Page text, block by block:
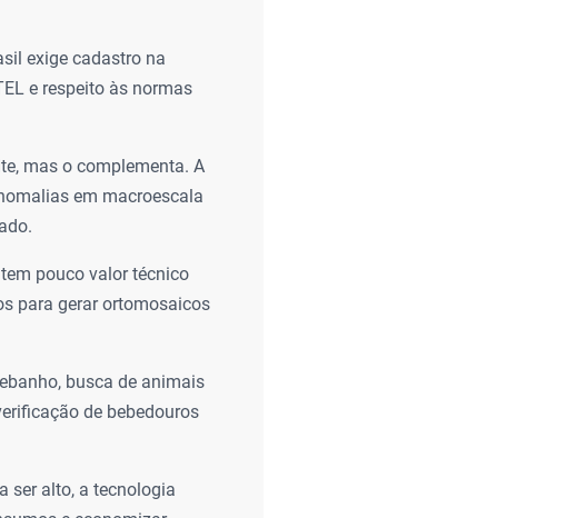
exige cadastro na
e respeito às normas
mas o complementa. A
em macroescala
pouco valor técnico
para gerar ortomosaicos
busca de animais
de bebedouros
ser alto, a tecnologia